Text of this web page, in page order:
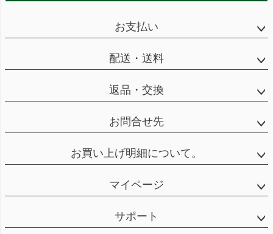
お支払い
配送・送料
返品・交換
お問合せ先
お買い上げ明細について。
マイページ
サポート